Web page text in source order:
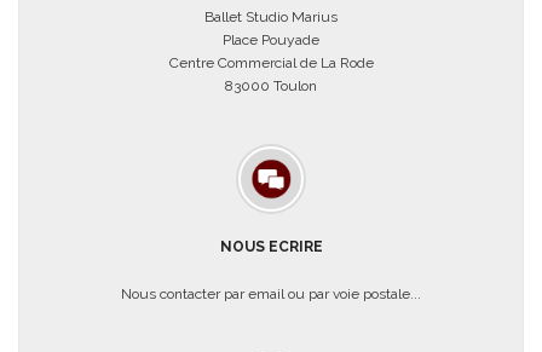
Ballet Studio Marius
Place Pouyade
Centre Commercial de La Rode
83000 Toulon
NOUS ECRIRE
Nous contacter par email ou par voie postale...